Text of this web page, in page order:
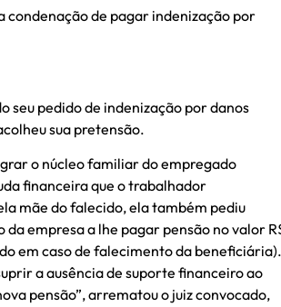
condenação de pagar indenização por
pedido de indenização por danos
sua pretensão.
o núcleo familiar do empregado
financeira que o trabalhador
mãe do falecido, ela também pediu
empresa a lhe pagar pensão no valor
em caso de falecimento da beneficiária).
a ausência de suporte financeiro ao
pensão”, arrematou o juiz convocado,